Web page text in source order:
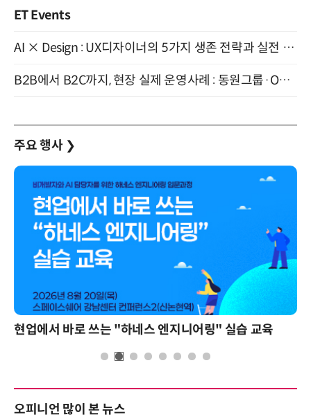
ET Events
AI × Design : UX디자이너의 5가지 생존 전략과 실전 대응 8월 28일 개최
B2B에서 B2C까지, 현장 실제 운영사례 : 동원그룹·OCI·다이닝브랜즈그룹·당근 (8/27)
주요 행사 ❯
현업에서 바로 쓰는 "하네스 엔지니어링" 실습 교육
오피니언 많이 본 뉴스